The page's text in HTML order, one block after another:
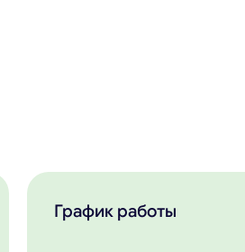
График работы